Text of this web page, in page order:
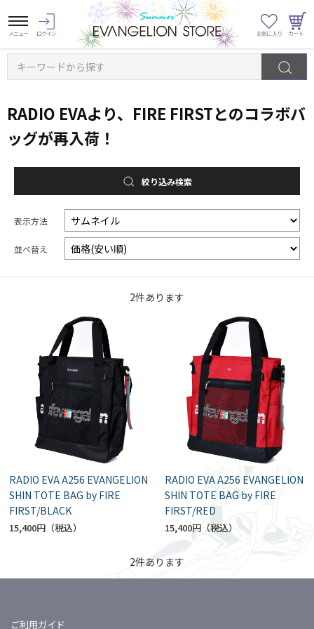
キーワードから探す
RADIO EVAより、FIRE FIRSTとのコラボバ
ッグが再入荷！
絞り込み検索
表示方法
並べ替え
2件あります
RADIO EVA A256 EVANGELION
SHIN TOTE BAG by FIRE
FIRST/BLACK
15,400円
RADIO EVA A256 EVANGELION
SHIN TOTE BAG by FIRE
FIRST/RED
15,400円
2件あります
ご利用ガイド